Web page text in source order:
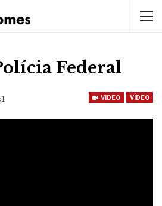
Federal
VIDEO VÍDEO